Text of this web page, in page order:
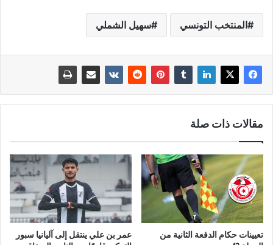
المنتخب التونسي سهيل الشملي
مقالات ذات صلة
تعيينات حكام الدفعة الثانية من
عمر بن علي ينتقل إلى آليانيا سبور